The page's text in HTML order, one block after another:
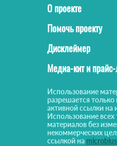
О проекте
Помочь проекту
Дисклеймер
Медиа-кит и прайс-
Использование
разрешается
активной ссылки на
Использование всех
материалов без
некоммерческих
ссылкой на